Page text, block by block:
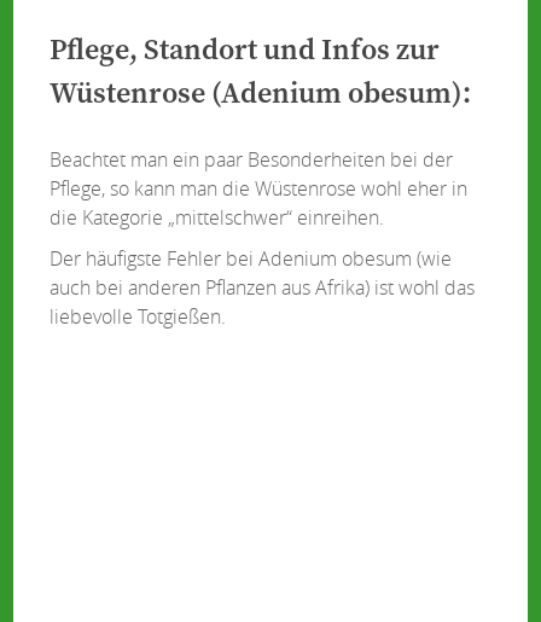
Pflege, Standort und Infos zur
Wüstenrose (Adenium obesum):
Beachtet man ein paar Besonderheiten bei der
Pflege, so kann man die Wüstenrose wohl eher in
die Kategorie „mittelschwer“ einreihen.
Der häufigste Fehler bei Adenium obesum (wie
auch bei anderen Pflanzen aus Afrika) ist wohl das
liebevolle Totgießen.